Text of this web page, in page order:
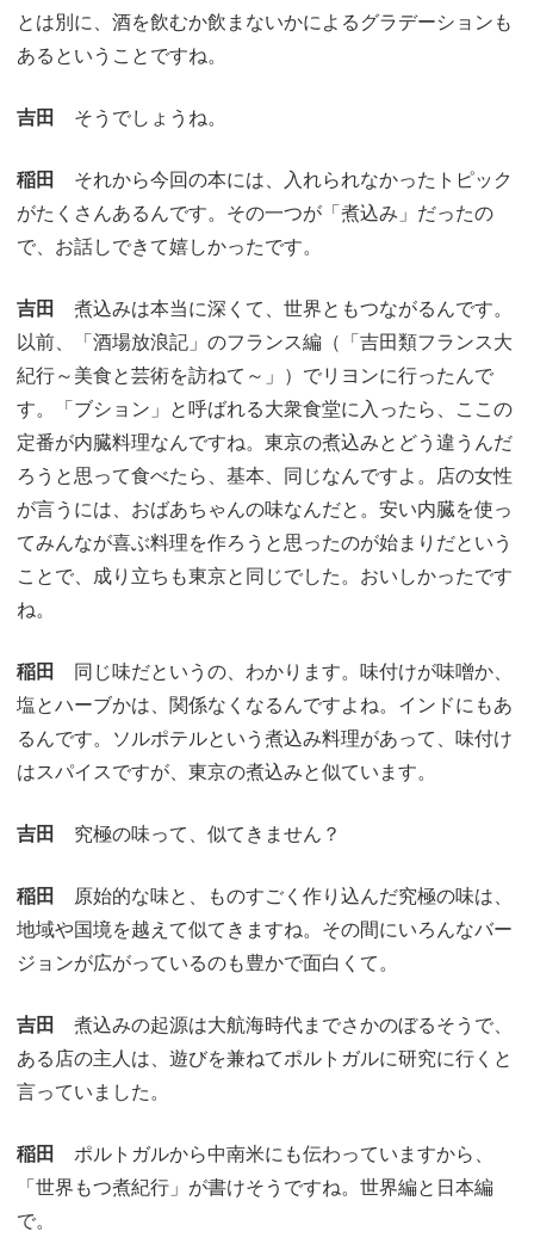
とは別に、酒を飲むか飲まないかによるグラデーションも
あるということですね。
吉田 そうでしょうね。
稲田 それから今回の本には、入れられなかったトピック
がたくさんあるんです。その一つが「煮込み」だったの
で、お話しできて嬉しかったです。
吉田 煮込みは本当に深くて、世界ともつながるんです。
以前、「酒場放浪記」のフランス編（「吉田類フランス大
紀行～美食と芸術を訪ねて～」）でリヨンに行ったんで
す。「ブション」と呼ばれる大衆食堂に入ったら、ここの
定番が内臓料理なんですね。東京の煮込みとどう違うんだ
ろうと思って食べたら、基本、同じなんですよ。店の女性
が言うには、おばあちゃんの味なんだと。安い内臓を使っ
てみんなが喜ぶ料理を作ろうと思ったのが始まりだという
ことで、成り立ちも東京と同じでした。おいしかったです
ね。
稲田
同じ味だというの、わかります。味付けが味噌か、
塩とハーブかは、関係なくなるんですよね。インドにもあ
るんです。ソルポテルという煮込み料理があって、味付け
はスパイスですが、東京の煮込みと似ています。
吉田 究極の味って、似てきません？
稲田
原始的な味と、ものすごく作り込んだ究極の味は、
地域や国境を越えて似てきますね。その間にいろんなバー
ジョンが広がっているのも豊かで面白くて。
吉田 煮込みの起源は大航海時代までさかのぼるそうで、
ある店の主人は、遊びを兼ねてポルトガルに研究に行くと
言っていました。
稲田 ポルトガルから中南米にも伝わっていますから、
「世界もつ煮紀行」が書けそうですね。世界編と日本編
で。